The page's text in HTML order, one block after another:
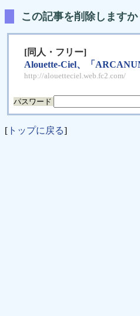
この記事を削除しますか
[同人・フリー]
Alouette-Ciel、「
http://alouetteciel.web.fc2.com/
パスワード
[ トップに戻る]